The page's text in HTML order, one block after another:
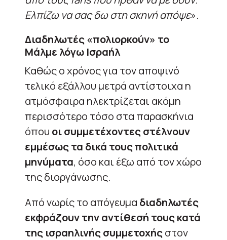
Ελπίζω να σας δω στη σκηνή απόψε».
Διαδηλωτές «πολιορκούν» το
Μάλμε λόγω Ισραήλ
Καθώς ο χρόνος για τον αποψινό
τελικό εξάλλου μετρά αντίστοιχα η
ατμόσφαιρα ηλεκτρίζεται ακόμη
περισσότερο τόσο στα παρασκήνια
όπου οι συμμετέχοντες στέλνουν
εμμέσως τα δικά τους πολιτικά
μηνύματα, όσο και έξω από τον χώρο
της διοργάνωσης.
Από νωρίς το απόγευμα διαδηλωτές
εκφράζουν την αντίθεσή τους κατά
της ισραηλινής συμμετοχήςστον